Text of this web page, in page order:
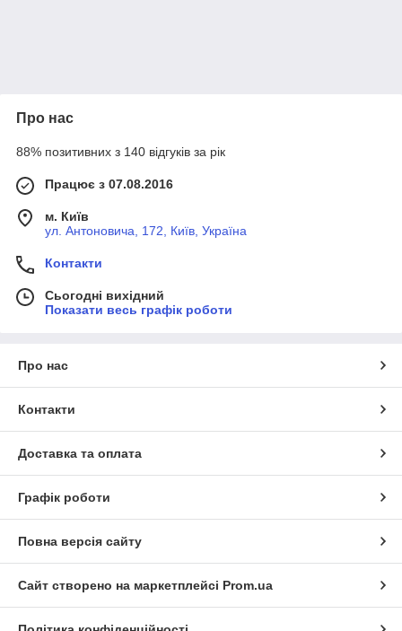
Про нас
88% позитивних з 140 відгуків за рік
Працює з 07.08.2016
м. Київ
ул. Антоновича, 172, Київ, Україна
Контакти
Сьогодні вихідний
Показати весь графік роботи
Про нас
Контакти
Доставка та оплата
Графік роботи
Повна версія сайту
Сайт створено на маркетплейсі Prom.ua